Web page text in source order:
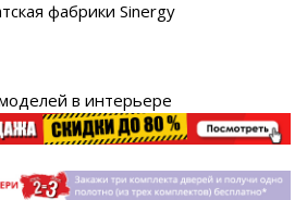
фабрики Sinergy
в интерьере